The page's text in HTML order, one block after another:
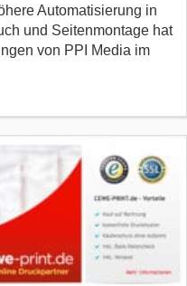
Automatisierung in
und Seitenmontage hat
von PPI Media im